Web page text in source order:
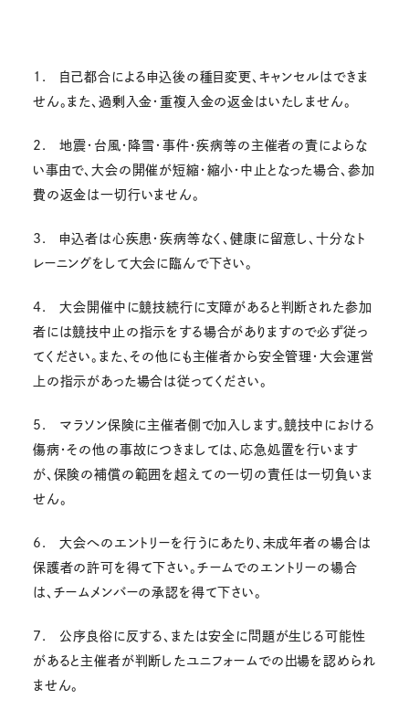
1. 自己都合による申込後の種目変更、キャンセルはできま
せん。また、過剰入金・重複入金の返金はいたしません。
2. 地震・台風・降雪・事件・疾病等の主催者の責によらな
い事由で、大会の開催が短縮・縮小・中止となった場合、参加
費の返金は一切行いません。
3. 申込者は心疾患・疾病等なく、健康に留意し、十分なト
レーニングをして大会に臨んで下さい。
4. 大会開催中に競技続行に支障があると判断された参加
者には競技中止の指示をする場合がありますので必ず従っ
てください。また、その他にも主催者から安全管理・大会運営
上の指示があった場合は従ってください。
5. マラソン保険に主催者側で加入します。競技中における
傷病・その他の事故につきましては、応急処置を行います
が、保険の補償の範囲を超えての一切の責任は一切負いま
せん。
6. 大会へのエントリーを行うにあたり、未成年者の場合は
保護者の許可を得て下さい。チームでのエントリーの場合
は、チームメンバーの承認を得て下さい。
7. 公序良俗に反する、または安全に問題が生じる可能性
があると主催者が判断したユニフォームでの出場を認められ
ません。